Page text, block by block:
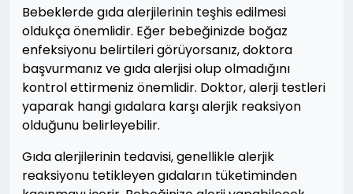
Bebeklerde gıda alerjilerinin teşhis edilmesi
oldukça önemlidir. Eğer bebeğinizde boğaz
enfeksiyonu belirtileri görüyorsanız, doktora
başvurmanız ve gıda alerjisi olup olmadığını
kontrol ettirmeniz önemlidir. Doktor, alerji testleri
yaparak hangi gıdalara karşı alerjik reaksiyon
olduğunu belirleyebilir.
Gıda alerjilerinin tedavisi, genellikle alerjik
reaksiyonu tetikleyen gıdaların tüketiminden